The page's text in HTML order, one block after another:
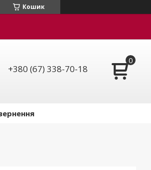
Кошик
+380 (67) 338-70-18